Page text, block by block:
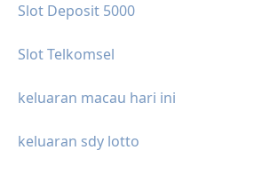
Slot Deposit 5000
Slot Telkomsel
keluaran macau hari ini
keluaran sdy lotto